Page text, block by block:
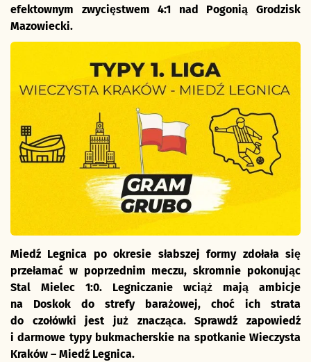
efektownym zwycięstwem 4:1 nad Pogonią Grodzisk
Mazowiecki.
Miedź Legnica po okresie słabszej formy zdołała się
przełamać w poprzednim meczu, skromnie pokonując
Stal Mielec 1:0. Legniczanie wciąż mają ambicje
na Doskok do strefy barażowej, choć ich strata
do czołówki jest już znacząca. Sprawdź zapowiedź
i darmowe typy bukmacherskie na spotkanie Wieczysta
Kraków – Miedź Legnica.